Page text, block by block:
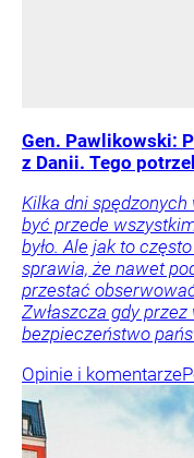
Gen. Pawlikowski:
z Danii. Tego
Kilka dni
być przede
było. Ale jak to
sprawia, że nawet
przestać
Zwłaszcza gdy
bezpieczeństwo
Opinie i komentarze